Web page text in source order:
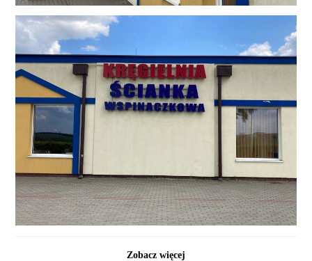
Zobacz więcej